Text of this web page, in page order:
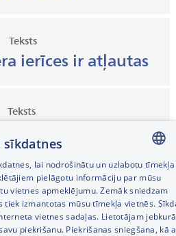
Teksts
ierīces ir atļautas
Teksts
Teksts
120 Hz
ātrums
LATVIAN
RUSSIAN
ENGLISH
lai nodrošinātu un uzlabotu tīmekļa
pielāgotu informāciju par mūsu
vietnes apmeklējumu. Zemāk sniedzam
izmantotas mūsu tīmekļa vietnēs.
vietnes sadaļas. Lietotājam
piekrišanu. Piekrišanas sniegšana, kā